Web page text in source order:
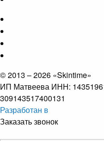
© 2013 – 2026 «Skintime»
ИП Матвеева ИНН:
309143517400131
Разработан в
Заказать звонок